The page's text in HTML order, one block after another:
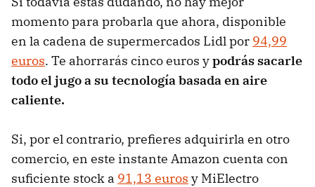
momento para probarla que ahora, disponible
en la cadena de supermercados Lidl por 94,99
euros. Te ahorrarás cinco euros ypodrás sacarle
todo el jugo a su tecnología basada en aire
caliente.
Si, por el contrario, prefieres adquirirla en otro
comercio, en este instante Amazon cuenta con
suficiente stock a 91,13 euros y MiElectro